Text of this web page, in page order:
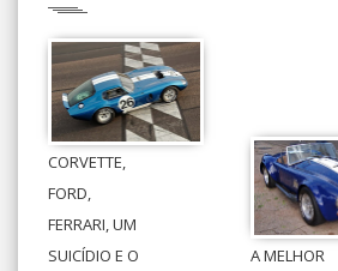
CORVETTE,
FORD,
FERRARI, UM
SUICÍDIO E O
A MELHOR